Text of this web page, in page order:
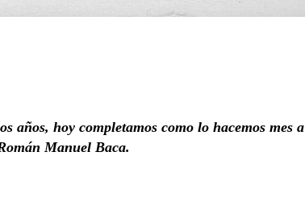
años, hoy completamos como lo hacemos mes a
Manuel Baca.